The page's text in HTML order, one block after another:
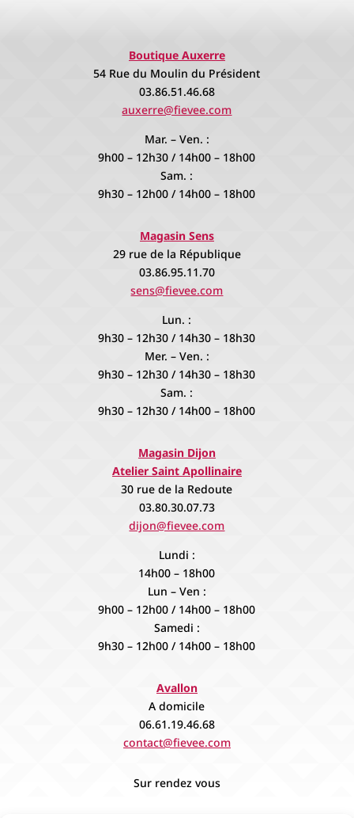
Boutique Auxerre
54 Rue du Moulin du Président
03.86.51.46.68
auxerre@fievee.com
Mar. – Ven. :
9h00 – 12h30 / 14h00 – 18h00
Sam. :
9h30 – 12h00 / 14h00 – 18h00
Magasin Sens
29 rue de la République
03.86.95.11.70
sens@fievee.com
Lun. :
9h30 – 12h30 / 14h30 – 18h30
Mer. – Ven. :
9h30 – 12h30 / 14h30 – 18h30
Sam. :
9h30 – 12h30 / 14h00 – 18h00
Magasin Dijon
Atelier Saint Apollinaire
30 rue de la Redoute
03.80.30.07.73
dijon@fievee.com
Lundi :
14h00 – 18h00
Lun – Ven :
9h00 – 12h00 / 14h00 – 18h00
Samedi :
9h30 – 12h00 / 14h00 – 18h00
Avallon
A domicile
06.61.19.46.68
contact@fievee.com
Sur rendez vous